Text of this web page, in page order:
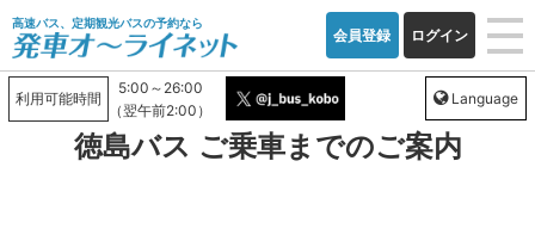
高速バス、定期観光バスの予約なら
会員登録 ログイン
利用可能時間
5:00～26:00
（翌午前2:00）
Language
徳島バス ご乗車までのご案内